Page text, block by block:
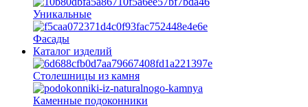
Уникальные
Фасады
Каталог изделий
Столешницы из камня
Каменные подоконники